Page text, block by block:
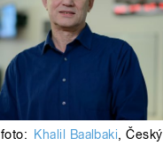
foto: Khalil Baalbaki,Český